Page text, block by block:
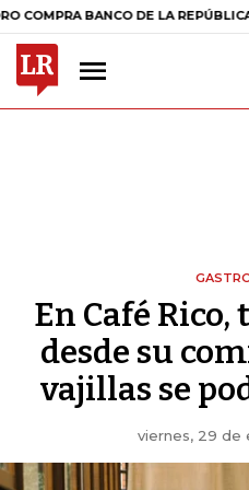
BANCO DE LA REPÚBLICA $
En Café Rico,
desde su
vajillas se
viernes, 29 de